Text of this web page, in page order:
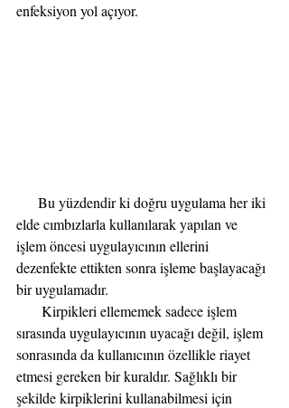
enfeksiyon yol açıyor.
elde cımbızlarla kullanılarak yapılan ve
işlem öncesi uygulayıcının ellerini
dezenfekte ettikten sonra işleme başlayacağı
bir uygulamadır.
sırasında uygulayıcının uyacağı değil, işlem
sonrasında da kullanıcının özellikle riayet
etmesi gereken bir kuraldır. Sağlıklı bir
şekilde kirpiklerini kullanabilmesi için